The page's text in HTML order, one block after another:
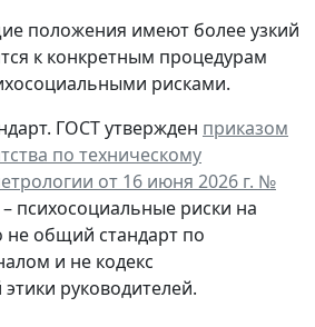
положения имеют более узкий
к конкретным процедурам
рисками.
ГОСТ утвержден приказом
по техническому
от 16 июня 2026 г. №
психосоциальные риски на
не общий стандарт по
и не кодекс
руководителей.